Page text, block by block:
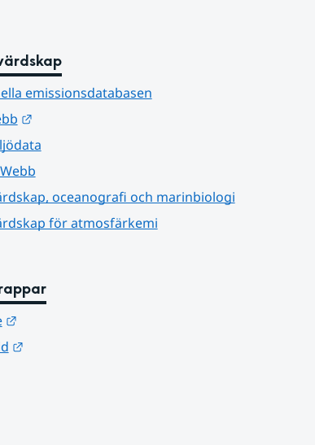
emissionsdatabasen
Länk till annan webbplats.
oceanografi och marinbiologi
för atmosfärkemi
Länk till annan webbplats.
Länk till annan webbplats.